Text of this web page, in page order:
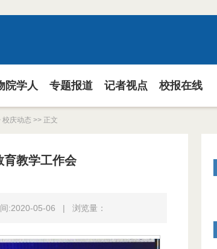
院学人 专题报道 记者视点 校报在线
校庆动态 >> 正文
育教学工作会
:2020-05-06 | 浏览量：